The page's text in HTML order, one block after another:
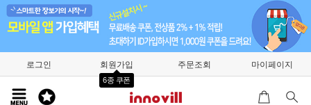
로그인 회원가입
6종 쿠폰
주문조회 마이페이지